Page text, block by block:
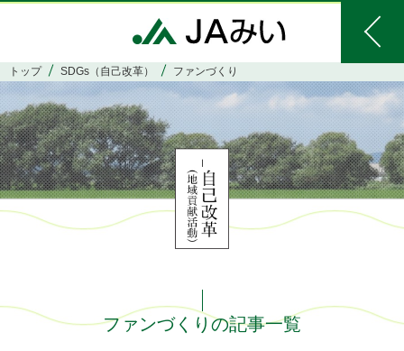
トップ SDGs（自己改革） ファンづくり
ファンづくりの記事一覧